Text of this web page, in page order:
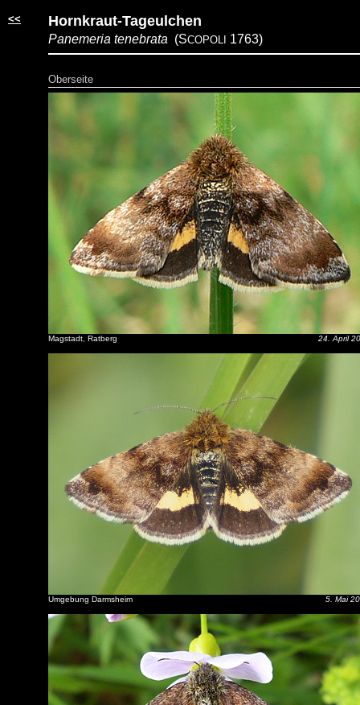
<< Hornkraut-Tageulchen
Panemeria tenebrata (SCOPOLI 1763)
Oberseite
Magstadt, Ratberg 24. April
Umgebung Darmsheim 5. Mai